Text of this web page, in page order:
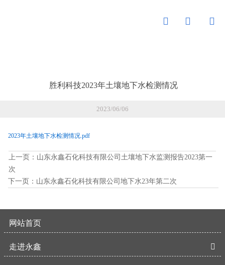
  
胜利科技2023年土壤地下水检测情况
2023/06/06
2023年土壤地下水检测情况.pdf
上一页： 山东永鑫石化科技有限公司土壤地下水监测报告2023第一
次
下一页： 山东永鑫石化科技有限公司地下水23年第二次
网站首页
走进永鑫 